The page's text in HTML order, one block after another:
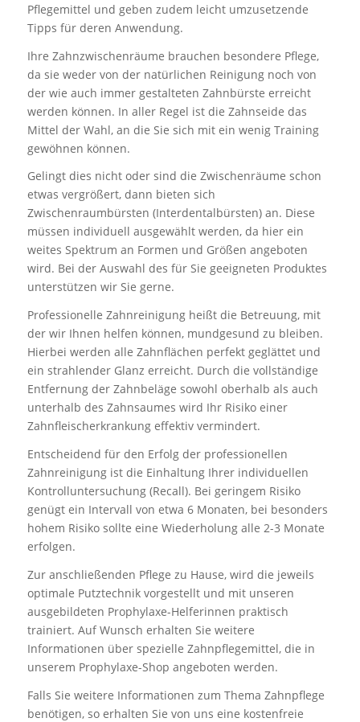
Pflegemittel und geben zudem leicht umzusetzende
Tipps für deren Anwendung.
Ihre Zahnzwischenräume brauchen besondere Pflege,
da sie weder von der natürlichen Reinigung noch von
der wie auch immer gestalteten Zahnbürste erreicht
werden können. In aller Regel ist die Zahnseide das
Mittel der Wahl, an die Sie sich mit ein wenig Training
gewöhnen können.
Gelingt dies nicht oder sind die Zwischenräume schon
etwas vergrößert, dann bieten sich
Zwischenraumbürsten (Interdentalbürsten) an. Diese
müssen individuell ausgewählt werden, da hier ein
weites Spektrum an Formen und Größen angeboten
wird. Bei der Auswahl des für Sie geeigneten Produktes
unterstützen wir Sie gerne.
Professionelle Zahnreinigung heißt die Betreuung, mit
der wir Ihnen helfen können, mundgesund zu bleiben.
Hierbei werden alle Zahnflächen perfekt geglättet und
ein strahlender Glanz erreicht. Durch die vollständige
Entfernung der Zahnbeläge sowohl oberhalb als auch
unterhalb des Zahnsaumes wird Ihr Risiko einer
Zahnfleischerkrankung effektiv vermindert.
Entscheidend für den Erfolg der professionellen
Zahnreinigung ist die Einhaltung Ihrer individuellen
Kontrolluntersuchung (Recall). Bei geringem Risiko
genügt ein Intervall von etwa 6 Monaten, bei besonders
hohem Risiko sollte eine Wiederholung alle 2-3 Monate
erfolgen.
Zur anschließenden Pflege zu Hause, wird die jeweils
optimale Putztechnik vorgestellt und mit unseren
ausgebildeten Prophylaxe-Helferinnen praktisch
trainiert. Auf Wunsch erhalten Sie weitere
Informationen über spezielle Zahnpflegemittel, die in
unserem Prophylaxe-Shop angeboten werden.
Falls Sie weitere Informationen zum Thema Zahnpflege
benötigen, so erhalten Sie von uns eine kostenfreie